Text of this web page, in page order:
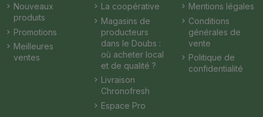
Nouveaux
produits
Promotions
Meilleures
ventes
La coopérative
Magasins de
producteurs
dans le Doubs :
où acheter local
et de qualité ?
Livraison
Chronofresh
Espace Pro
Mentions légales
Conditions
générales de
vente
Politique de
confidentialité